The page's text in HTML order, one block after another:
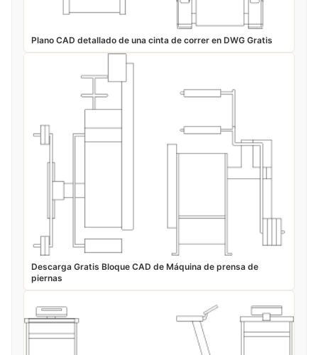
Plano CAD detallado de una cinta de correr en DWG Gratis
Descarga Gratis Bloque CAD de Máquina de prensa de
piernas